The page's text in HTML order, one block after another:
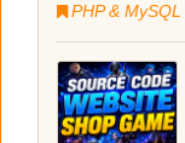
PHP & MySQL